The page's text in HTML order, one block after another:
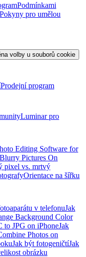
Podmínkami
Pokyny pro umělou
volby u souborů cookie
Prodejní program
Luminar pro
Editing Software for
Pictures On
pixel vs. mrtvý
Orientace na šířku
v telefonuJak
Background Color
JPG on iPhoneJak
Photos on
Jak být fotogeničtíJak
obrázku